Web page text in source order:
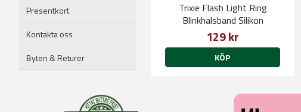
Presentkort
Kontakta oss
Byten & Returer
Trixie Flash Light Ring
Blinkhalsband Silikon
129 kr
KÖP